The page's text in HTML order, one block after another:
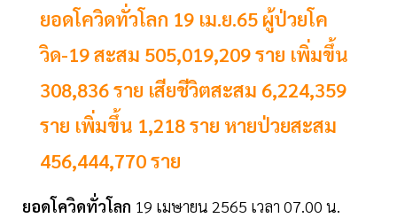
ยอดโควิดทั่วโลก 19 เม.ย.65 ผู้ป่วยโค
วิด-19 สะสม 505,019,209 ราย เพิ่มขึ้น
308,836 ราย เสียชีวิตสะสม 6,224,359
ราย เพิ่มขึ้น 1,218 ราย หายป่วยสะสม
456,444,770 ราย
ยอดโควิดทั่วโลก 19 เมษายน 2565 เวลา 07.00 น.